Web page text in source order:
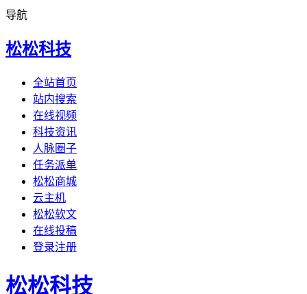
导航
松松科技
全站首页
站内搜索
在线视频
科技资讯
人脉圈子
任务派单
松松商城
云主机
松松软文
在线投稿
登录注册
松松科技